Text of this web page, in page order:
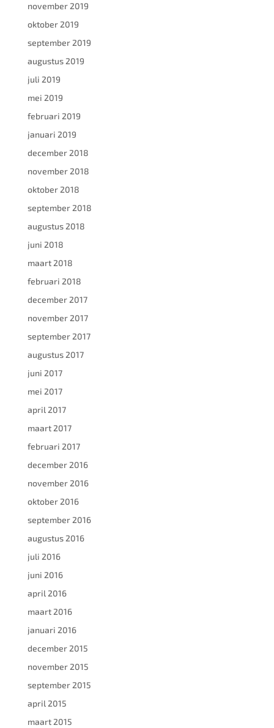
november 2019
oktober 2019
september 2019
augustus 2019
juli 2019
mei 2019
februari 2019
januari 2019
december 2018
november 2018
oktober 2018
september 2018
augustus 2018
juni 2018
maart 2018
februari 2018
december 2017
november 2017
september 2017
augustus 2017
juni 2017
mei 2017
april 2017
maart 2017
februari 2017
december 2016
november 2016
oktober 2016
september 2016
augustus 2016
juli 2016
juni 2016
april 2016
maart 2016
januari 2016
december 2015
november 2015
september 2015
april 2015
maart 2015